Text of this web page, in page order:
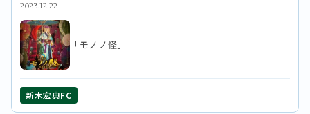
2023.12.22
「モノノ怪」
新木宏典FC